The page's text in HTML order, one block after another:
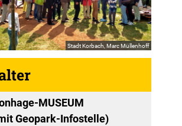
Stadt Korbach, Marc Müllenhoff
MUSEUM
Geopark-Infostelle)